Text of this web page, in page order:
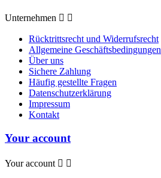
Unternehmen  
Rücktrittsrecht und Widerrufsrecht
Allgemeine Geschäftsbedingungen
Über uns
Sichere Zahlung
Häufig gestellte Fragen
Datenschutzerklärung
Impressum
Kontakt
Your account
Your account  